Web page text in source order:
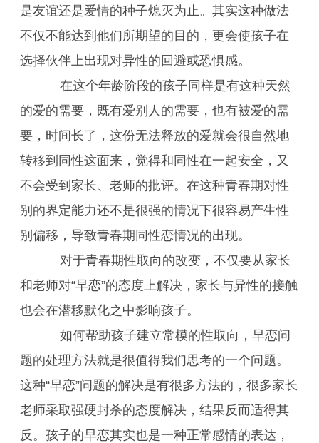
是友谊还是爱情的种子熄灭为止。其实这种做法
不仅不能达到他们所期望的目的，更会使孩子在
选择伙伴上出现对异性的回避或恐惧感。
在这个年龄阶段的孩子同样是有这种天然
的爱的需要，既有爱别人的需要，也有被爱的需
要，时间长了，这份无法释放的爱就会很自然地
转移到同性这面来，觉得和同性在一起安全，又
不会受到家长、老师的批评。在这种青春期对性
别的界定能力还不是很强的情况下很容易产生性
别偏移，导致青春期同性恋情况的出现。
对于青春期性取向的改变，不仅要从家长
和老师对“早恋”的态度上解决，家长与异性的接触
也会在潜移默化之中影响孩子。
如何帮助孩子建立常模的性取向，早恋问
题的处理方法就是很值得我们思考的一个问题。
这种“早恋”问题的解决是有很多方法的，很多家长
老师采取强硬封杀的态度解决，结果反而适得其
反。孩子的早恋其实也是一种正常感情的表达，